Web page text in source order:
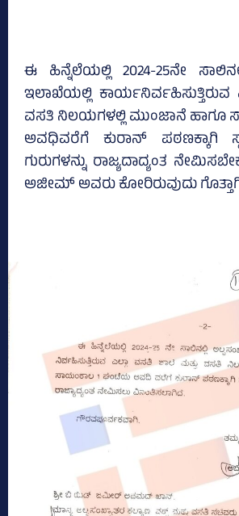
ಈ ಹಿನ್ನೆಲೆಯಲ್ಲಿ 2024-25ನೇ
ಇಲಾಖೆಯಲ್ಲಿ ಕಾರ್ಯನಿರ್ವಹಿಸುತ್ತಿರುವ
ವಸತಿ ನಿಲಯಗಳಲ್ಲಿ ಮುಂಜಾನೆ ಹಾಗೂ
ಅವಧಿವರೆಗೆ ಕುರಾನ್‌ ಪಠಣಕ್ಕಾಗಿ
ಗುರುಗಳನ್ನು ರಾಜ್ಯದಾದ್ಯಂತ
ಅಜೀಮ್‌ ಅವರು ಕೋರಿರುವುದು